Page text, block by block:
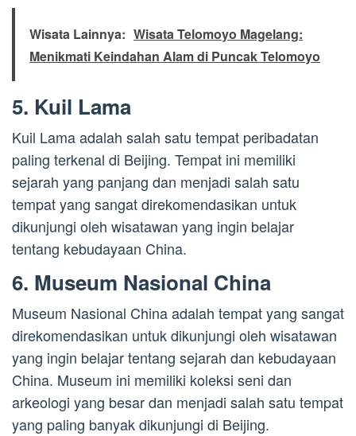
Wisata Lainnya: Wisata Telomoyo Magelang:
Menikmati Keindahan Alam di Puncak Telomoyo
5. Kuil Lama
Kuil Lama adalah salah satu tempat peribadatan
paling terkenal di Beijing. Tempat ini memiliki
sejarah yang panjang dan menjadi salah satu
tempat yang sangat direkomendasikan untuk
dikunjungi oleh wisatawan yang ingin belajar
tentang kebudayaan China.
6. Museum Nasional China
Museum Nasional China adalah tempat yang sangat
direkomendasikan untuk dikunjungi oleh wisatawan
yang ingin belajar tentang sejarah dan kebudayaan
China. Museum ini memiliki koleksi seni dan
arkeologi yang besar dan menjadi salah satu tempat
yang paling banyak dikunjungi di Beijing.